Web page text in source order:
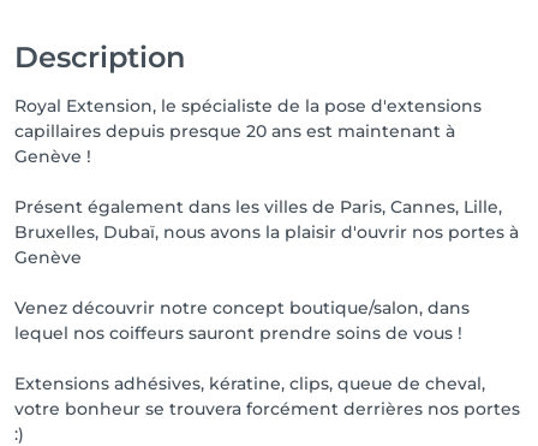
Description
Royal Extension, le spécialiste de la pose d'extensions
capillaires depuis presque 20 ans est maintenant à
Genève !
Présent également dans les villes de Paris, Cannes, Lille,
Bruxelles, Dubaï, nous avons la plaisir d'ouvrir nos portes à
Genève
Venez découvrir notre concept boutique/salon, dans
lequel nos coiffeurs sauront prendre soins de vous !
Extensions adhésives, kératine, clips, queue de cheval,
votre bonheur se trouvera forcément derrières nos portes
:)